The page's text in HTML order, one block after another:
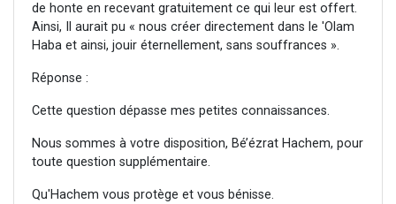
de honte en recevant gratuitement ce qui leur est offert.
Ainsi, Il aurait pu « nous créer directement dans le 'Olam
Haba et ainsi, jouir éternellement, sans souffrances ».
Réponse :
Cette question dépasse mes petites connaissances.
Nous sommes à votre disposition, Bé’ézrat Hachem, pour
toute question supplémentaire.
Qu'Hachem vous protège et vous bénisse.